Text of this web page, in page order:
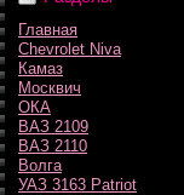
Главная
Chevrolet Niva
Камаз
Москвич
ОКА
ВАЗ 2109
ВАЗ 2110
Волга
УАЗ 3163 Patriot